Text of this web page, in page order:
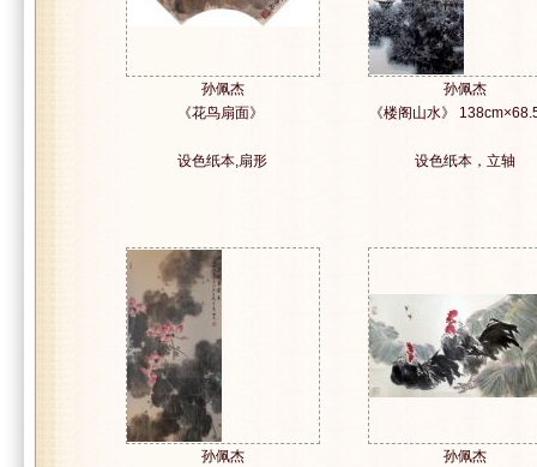
孙佩杰
《花鸟扇面》
设色纸本,扇形
孙佩杰
《楼阁山水》
设色纸本，立轴
孙佩杰
孙佩杰